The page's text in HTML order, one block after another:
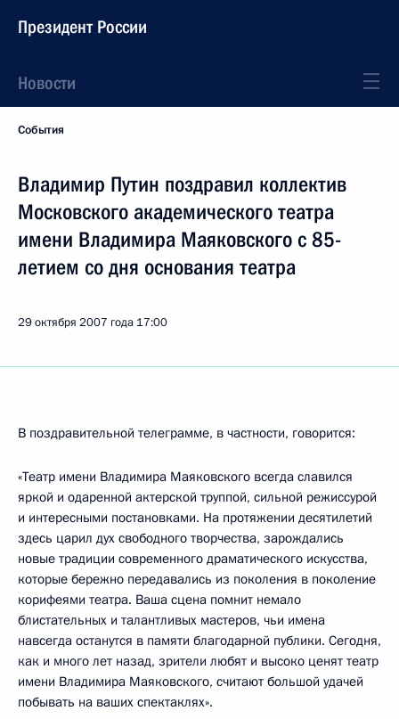
Президент России
Новости
События
Владимир Путин поздравил коллектив
Московского академического театра
имени Владимира Маяковского с 85-
летием со дня основания театра
29 октября 2007 года 17:00
В поздравительной телеграмме, в частности, говорится:
«Театр имени Владимира Маяковского всегда славился
яркой и одаренной актерской труппой, сильной режиссурой
и интересными постановками. На протяжении десятилетий
здесь царил дух свободного творчества, зарождались
новые традиции современного драматического искусства,
которые бережно передавались из поколения в поколение
корифеями театра. Ваша сцена помнит немало
блистательных и талантливых мастеров, чьи имена
навсегда останутся в памяти благодарной публики. Сегодня,
как и много лет назад, зрители любят и высоко ценят театр
имени Владимира Маяковского, считают большой удачей
побывать на ваших спектаклях».